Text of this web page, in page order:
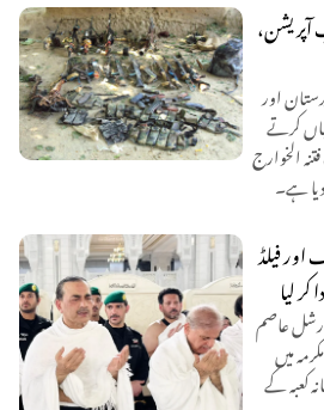
آپریشن،
اور
کرتے
الخوارج
اور فیلڈ
لیا
عاصم
میں
کعبہ کے